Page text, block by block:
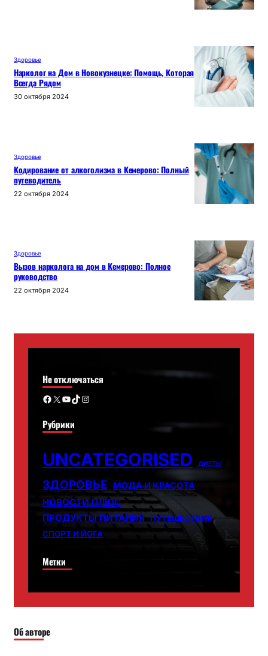
Здоровье
Нарколог на Дом в Новокузнецке: Помощь, Которая
Всегда Рядом
30 октября 2024
Здоровье
Кодирование от алкоголизма в Кемерово: Полный
путеводитель
22 октября 2024
Здоровье
Вызов нарколога на дом в Кемерово: Полное
руководство
22 октября 2024
Не отключаться
Facebook X YouTube TikTok Instagram
Рубрики
UNCATEGORISED ДИЕТЫ
ЗДОРОВЬЕ МОДА И КРАСОТА
НОВОСТИ ПЛЮС
ПРОДУКТЫ ПИТАНИЯ ПУТЕШЕСТВИЯ
СПОРТ И ЙОГА
Метки
Об авторе